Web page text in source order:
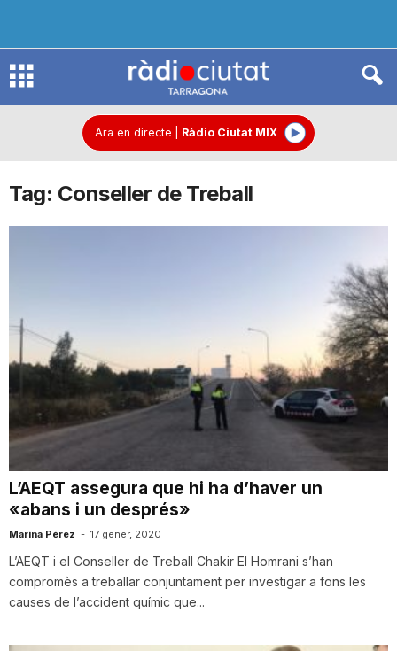
R
d
C
u
t
a
t
Ara en directe Ràdio Ciutat MIX
Tag: Conseller de Treball
L’AEQT assegura que hi ha d’haver un
«abans i un després»
Marina Pérez - 17 gener, 2020
L’AEQT i el Conseller de Treball Chakir El Homrani s’han
compromès a treballar conjuntament per investigar a fons les
causes de l’accident químic que...